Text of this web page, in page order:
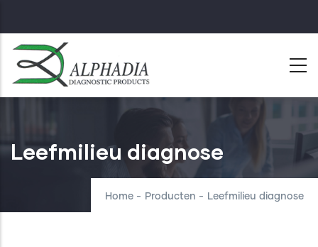
to
main
content
Leefmilieu diagnose
Home - Producten - Leefmilieu diagnose